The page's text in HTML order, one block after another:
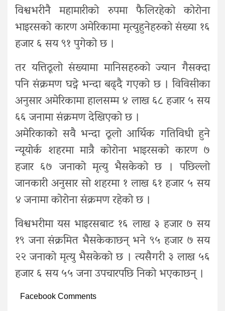
विश्वभरीनै महामारीको रुपमा फैलिरहेको कोरोना
भाइरसको कारण अमेरिकामा मृत्युहुनेहरुको संख्या १६
हजार ६ सय ९१ पुगेको छ ।
तर यत्तिठूलो संख्यामा मानिसहरुको ज्यान गैसक्दा
पनि संक्रमण घट्ने भन्दा बढ्दै गएको छ । विविसीका
अनुसार अमेरिकामा हालसम्म ४ लाख ६८ हजार ५ सय
६६ जनामा संक्रमण देखिएको छ ।
अमेरिकाको सवै भन्दा ठूलो आर्थिक गतिविधी हुने
न्यूयोर्क शहरमा मात्रै कोरोना भाइरसको कारण ७
हजार ६७ जनाको मृत्यु भैसकेको छ । पछिल्लो
जानकारी अनुसार सो शहरमा १ लाख ६१ हजार ५ सय
४ जनामा कोरोना संक्रमण रहेको छ ।
विश्वभरीमा यस भाइरसबाट १६ लाख ३ हजार ७ सय
१९ जना संक्रमित भैसकेकाछन् भने ९५ हजार ७ सय
२२ जनाको मृत्यु भैसकेको छ । त्यसैगरी ३ लाख ५६
हजार ६ सय ५५ जना उपचारपछि निको भएकाछन् ।
Facebook Comments